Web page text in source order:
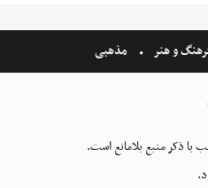
و هنر مذهبی
با ذکر منبع بلامانع است.